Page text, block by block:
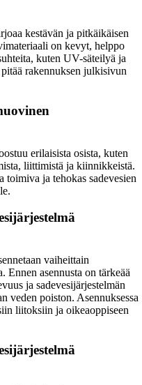
kestävän ja pitkäikäisen
on kevyt, helppo
kuten UV-säteilyä ja
rakennuksen julkisivun
erilaisista osista, kuten
liittimistä ja kiinnikkeistä.
toimiva ja tehokas sadevesien
vaiheittain
Ennen asennusta on tärkeää
ja sadevesijärjestelmän
veden poiston. Asennuksessa
liitoksiin ja oikeaoppiseen